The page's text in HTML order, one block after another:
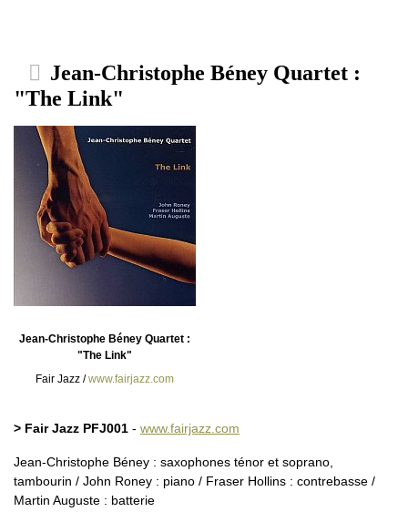
Jean-Christophe Béney Quartet :
"The Link"
Jean-Christophe Béney Quartet :
"The Link"
Fair Jazz /www.fairjazz.com
> Fair Jazz PFJ001 - www.fairjazz.com
Jean-Christophe Béney : saxophones ténor et soprano,
tambourin / John Roney : piano / Fraser Hollins : contrebasse /
Martin Auguste : batterie